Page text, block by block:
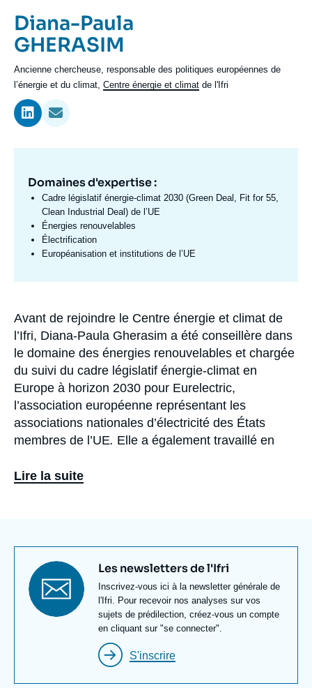
Nous soutenir
Prénom
de
l'expert
Diana-Paula
Nom
de
l'expert
GHERASIM
Intitulé
du
poste
Ancienne chercheuse, responsable des politiques européennes de
l’énergie et du climat, Centre énergie et climat de l'Ifri
Domaine
d'expertises
Domaines d'expertise :
Cadre législatif énergie-climat 2030 (Green Deal, Fit for 55,
Clean Industrial Deal) de l’UE
Énergies renouvelables
Électrification
Européanisation et institutions de l’UE
Biographie
Avant de rejoindre le Centre énergie et climat de
l’Ifri, Diana-Paula Gherasim a été conseillère dans
le domaine des énergies renouvelables et chargée
du suivi du cadre législatif énergie-climat en
Europe à horizon 2030 pour Eurelectric,
l’association européenne représentant les
associations nationales d’électricité des États
membres de l’UE. Elle a également travaillé en
européennes d’ENGIE, notamment en charge du
stratégie dans les pays en voie de développement,
plus particulièrement en Côte d’Ivoire et au Kenya.
Titulaire d’un double master en Corporate and
Public Management de HEC Paris et Sciences Po
Paris, ainsi que d'une licence à Sciences Po Paris,
Diana-Paula Gherasim a également étudié au
King’s College London.
Lire la suite
Titre
newsletter
Les newsletters de l'Ifri
Texte
Newsletter
Inscrivez-vous ici à la newsletter générale de
l'Ifri. Pour recevoir nos analyses sur vos
sujets de prédilection, créez-vous un compte
en cliquant sur "se connecter".
S'inscrire